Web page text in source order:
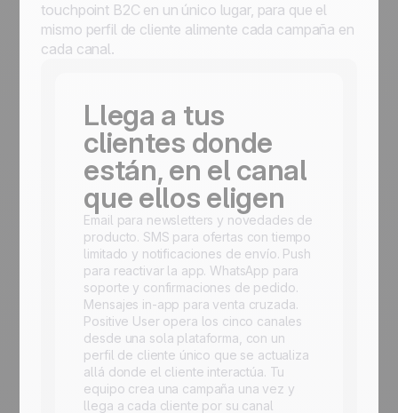
touchpoint B2C en un único lugar, para que el
mismo perfil de cliente alimente cada campaña en
cada canal.
Llega a tus
clientes donde
están, en el canal
que ellos eligen
Email para newsletters y novedades de
producto. SMS para ofertas con tiempo
limitado y notificaciones de envío. Push
para reactivar la app. WhatsApp para
soporte y confirmaciones de pedido.
Mensajes in-app para venta cruzada.
Positive User opera los cinco canales
desde una sola plataforma, con un
perfil de cliente único que se actualiza
allá donde el cliente interactúa. Tu
equipo crea una campaña una vez y
llega a cada cliente por su canal